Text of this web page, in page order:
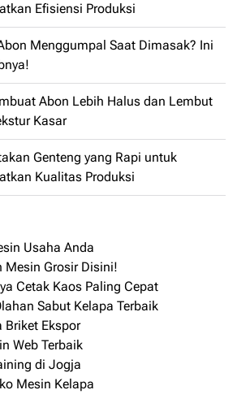
Efisiensi Produksi
Menggumpal Saat Dimasak? Ini
Abon Lebih Halus dan Lembut
Kasar
Genteng yang Rapi untuk
Kualitas Produksi
Usaha Anda
Mesin Grosir Disini!
Cetak Kaos Paling Cepat
Sabut Kelapa Terbaik
Briket Ekspor
Web Terbaik
di Jogja
Mesin Kelapa